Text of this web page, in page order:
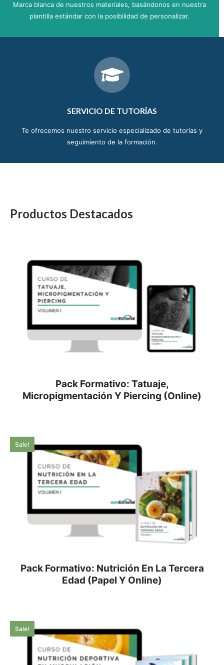
Marca blanca de nuestros materiales, basándonos en nuestra
plantilla estándar con la posibilidad de personalizar.
SERVICIO DE TUTORÍAS
Te ofrecemos nuestro servicio especializado de tutorías y
seguimiento de la formación.
Productos Destacados
Pack Formativo: Tatuaje,
Micropigmentación Y Piercing (Online)
Sale!
Pack Formativo: Nutrición En La Tercera
Edad (Papel Y Online)
Sale!